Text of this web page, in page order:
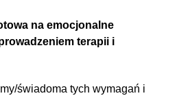
na emocjonalne
terapii i
świadoma tych wymagań i